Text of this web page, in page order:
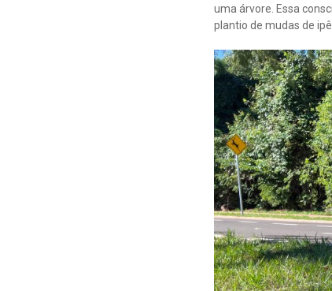
uma árvore. Essa
plantio de mudas de